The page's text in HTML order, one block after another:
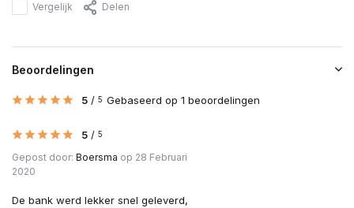
Vergelijk Delen
Beoordelingen
5 / 5 Gebaseerd op 1 beoordelingen
5 / 5
Gepost door: Boersma op 28 Februari
2020
De bank werd lekker snel geleverd,